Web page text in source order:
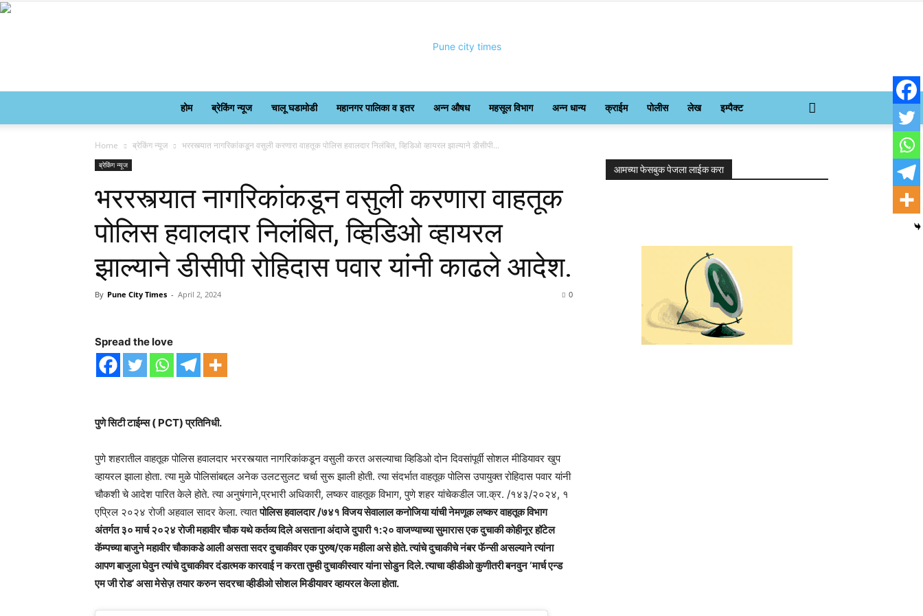
City
होम ब्रेकिंग न्यूज चालू घडामोडी महानगर पालिका व इतर अन्न औषध महसूल विभाग अन्न धान्य क्राईम पोलीस लेख इम्पैक्ट
Home ब्रेकिंग न्यूज भररस्त्यात नागरिकांकडून वसुली करणारा वाहतूक पोलिस हवालदार निलंबित, व्हिडिओ व्हायरल झाल्याने डीसीपी...
ब्रेकिंग न्यूज
भररस्त्यात नागरिकांकडून वसुली करणारा वाहतूक
पोलिस हवालदार निलंबित, व्हिडिओ व्हायरल
झाल्याने डीसीपी रोहिदास पवार यांनी काढले आदेश.
By Pune City Times - April 2, 2024 0
Spread the love
पुणे सिटी टाईम्स ( PCT) प्रतिनिधी.
पुणे शहरातील वाहतूक पोलिस हवालदार भररस्त्यात नागरिकांकडून वसुली करत असल्याचा व्हिडिओ दोन दिवसांपूर्वी सोशल मीडियावर खुप
व्हायरल झाला होता. त्या मुळे पोलिसांबद्दल अनेक उलटसुलट चर्चा सुरू झाली होती. त्या संदर्भात वाहतूक पोलिस उपायुक्त रोहिदास पवार यांनी
चौकशी चे आदेश पारित केले होते. त्या अनुषंगाने,प्रभारी अधिकारी, लष्कर वाहतूक विभाग, पुणे शहर यांचेकडील जा.क्र. /१४३/२०२४, १
एप्रिल २०२४ रोजी अहवाल सादर केला. त्यातपोलिस हवालदार /७४१ विजय सेवालाल कनोजिया यांची नेमणूक लष्कर वाहतूक विभाग
अंतर्गत ३० मार्च २०२४ रोजी महावीर चौक यथे कर्तव्य दिले असताना अंदाजे दुपारी १:२० वाजण्याच्या सुमारास एक दुचाकी कोहीनूर हॉटेल
कॅम्पच्या बाजुने महावीर चौकाकडे आली असता सदर दुचाकीवर एक पुरुष/एक महीला असे होते. त्यांचे दुचाकीचे नंबर फॅन्सी असल्याने त्यांना
आपण बाजुला घेवुन त्यांचे दुचाकीवर दंडात्मक कारवाई न करता तुम्ही दुचाकीस्वार यांना सोडुन दिले. त्याचा व्हीडीओ कुणीतरी बनवुन ‘मार्च एन्ड
एम जी रोड’ असा मेसेज़ तयार करुन सदरचा व्हीडीओ सोशल मिडीयावर व्हायरल केला होता.
आमच्या फेसबुक पेजला लाईक करा